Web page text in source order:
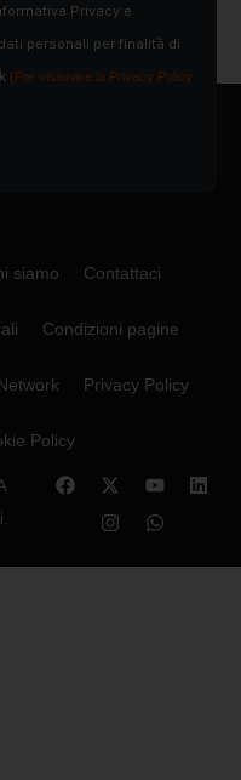
Privacy e
personali per finalità di
(Per visionare la Privacy Policy
siamo Contattaci
Condizioni pagine
Privacy Policy
Policy